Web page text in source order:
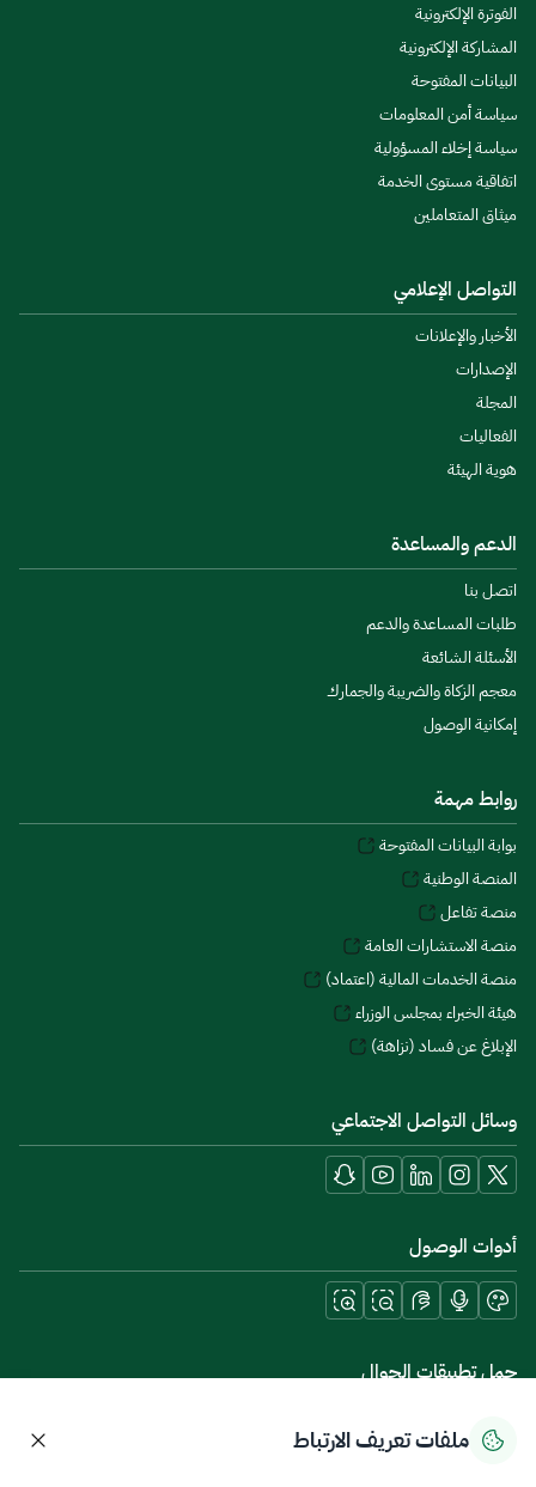
الفوترة الإلكترونية
المشاركة الإلكترونية
البيانات المفتوحة
سياسة أمن المعلومات
سياسة إخلاء المسؤولية
اتفاقية مستوى الخدمة
ميثاق المتعاملين
التواصل الإعلامي
الأخبار والإعلانات
الإصدارات
المجلة
الفعاليات
هوية الهيئة
الدعم والمساعدة
اتصل بنا
طلبات المساعدة والدعم
الأسئلة الشائعة
معجم الزكاة والضريبة والجمارك
إمكانية الوصول
روابط مهمة
بوابة البيانات المفتوحة
المنصة الوطنية
منصة تفاعل
منصة الاستشارات العامة
منصة الخدمات المالية (اعتماد)
هيئة الخبراء بمجلس الوزراء
الإبلاغ عن فساد (نزاهة)
وسائل التواصل الاجتماعي
أدوات الوصول
حمل تطبيقات الجوال
ملفات تعريف الارتباط